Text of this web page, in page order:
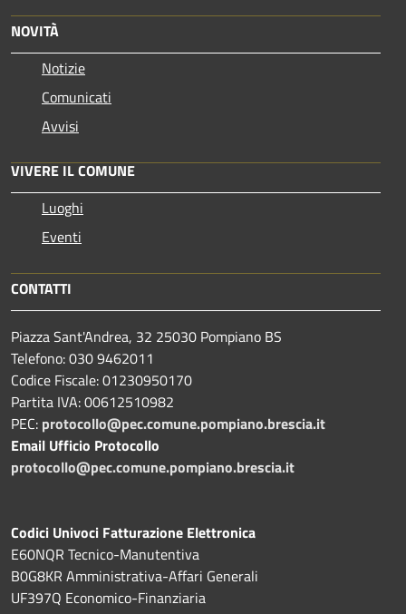
NOVITÀ
Notizie
Comunicati
Avvisi
VIVERE IL COMUNE
Luoghi
Eventi
CONTATTI
Piazza Sant'Andrea, 32 25030 Pompiano BS
Telefono: 030 9462011
Codice Fiscale: 01230950170
Partita IVA: 00612510982
PEC: protocollo@pec.comune.pompiano.brescia.it
Email Ufficio Protocollo
protocollo@pec.comune.pompiano.brescia.it
Codici Univoci Fatturazione Elettronica
E60NQR Tecnico-Manutentiva
B0G8KR Amministrativa-Affari Generali
UF397Q Economico-Finanziaria